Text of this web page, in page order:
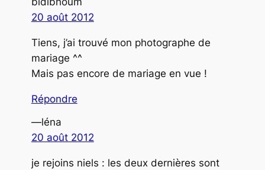
20 août 2012
Tiens, j’ai trouvé mon photographe de
mariage ^^
Mais pas encore de mariage en vue !
Répondre
—léna
20 août 2012
je rejoins niels : les deux dernières sont